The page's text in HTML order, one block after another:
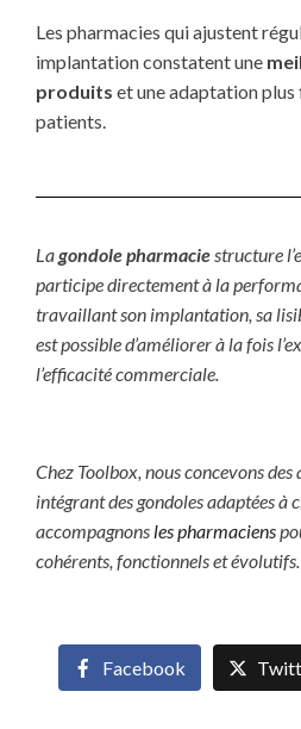
Les pharmacies qui ajustent
implantation constatent une
produits et une adaptation plus
patients.
Lagondole pharmaciestructure
participe directement à la
travaillant son implantation, sa
est possible d’améliorer à la fois
l’efficacité commerciale.
Chez Toolbox, nous concevons
intégrant des gondoles adaptées à
accompagnons les pharmaciens
cohérents, fonctionnels et évolutifs.
Facebook